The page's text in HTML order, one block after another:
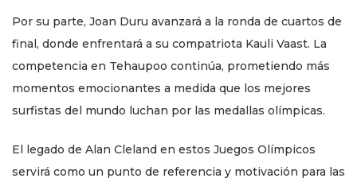
Por su parte, Joan Duru avanzará a la ronda de cuartos de
final, donde enfrentará a su compatriota Kauli Vaast. La
competencia en Tehaupoo continúa, prometiendo más
momentos emocionantes a medida que los mejores
surfistas del mundo luchan por las medallas olímpicas.
El legado de Alan Cleland en estos Juegos Olímpicos
servirá como un punto de referencia y motivación para las